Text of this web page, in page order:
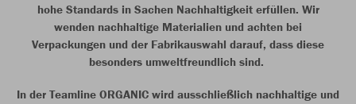
hohe Standards in Sachen Nachhaltigkeit erfüllen. Wir
wenden nachhaltige Materialien und achten bei
Verpackungen und der Fabrikauswahl darauf, dass diese
besonders umweltfreundlich sind.
In der Teamline ORGANIC wird ausschließlich nachhaltige und